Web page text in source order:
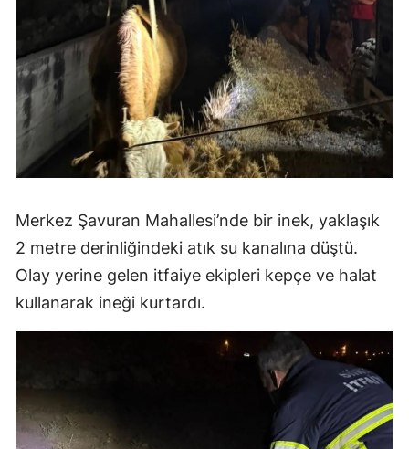
Merkez Şavuran Mahallesi’nde bir inek, yaklaşık
2 metre derinliğindeki atık su kanalına düştü.
Olay yerine gelen itfaiye ekipleri kepçe ve halat
kullanarak ineği kurtardı.